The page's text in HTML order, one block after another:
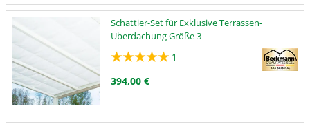
Schattier-Set für Exklusive Terrassen-
Überdachung Größe 3
1
394,00 €